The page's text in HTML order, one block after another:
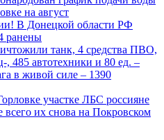
на август
В Донецкой области РФ
ранены
танк, 4 средства ПВО,
485 автотехники и 80 ед. –
в живой силе – 1390
участке ЛБС россияне
всего их снова на Покровском